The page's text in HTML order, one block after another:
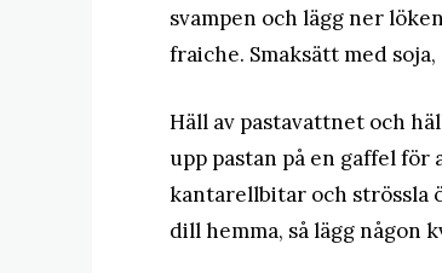
svampen och lägg ner
fraiche. Smaksätt med
Häll av pastavattnet och
upp pastan på en gaffel
kantarellbitar och strössla
dill hemma, så lägg någon